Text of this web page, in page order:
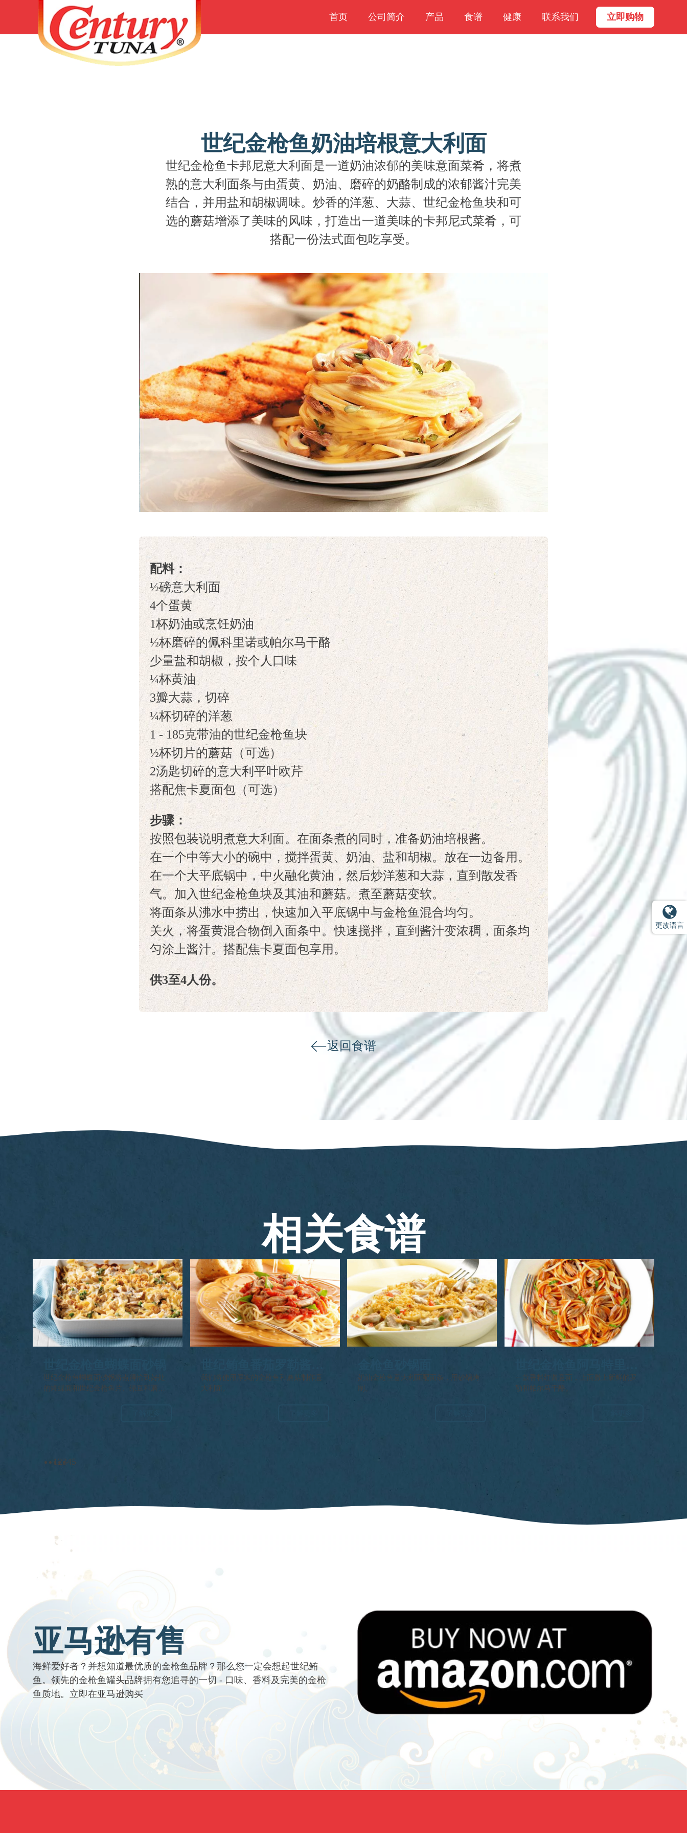
首页 公司简介 产品 食谱 健康 联系我们 立即购物
世纪金枪鱼奶油培根意大利面
世纪金枪鱼卡邦尼意大利面是一道奶油浓郁的美味意面菜肴，将煮
熟的意大利面条与由蛋黄、奶油、磨碎的奶酪制成的浓郁酱汁完美
结合，并用盐和胡椒调味。炒香的洋葱、大蒜、世纪金枪鱼块和可
选的蘑菇增添了美味的风味，打造出一道美味的卡邦尼式菜肴，可
搭配一份法式面包吃享受。
配料：
½磅意大利面
4个蛋黄
1杯奶油或烹饪奶油
½杯磨碎的佩科里诺或帕尔马干酪
少量盐和胡椒，按个人口味
¼杯黄油
3瓣大蒜，切碎
¼杯切碎的洋葱
1 - 185克带油的世纪金枪鱼块
½杯切片的蘑菇（可选）
2汤匙切碎的意大利平叶欧芹
搭配焦卡夏面包（可选）
步骤：
按照包装说明煮意大利面。在面条煮的同时，准备奶油培根酱。
在一个中等大小的碗中，搅拌蛋黄、奶油、盐和胡椒。放在一边备用。
在一个大平底锅中，中火融化黄油，然后炒洋葱和大蒜，直到散发香
气。加入世纪金枪鱼块及其油和蘑菇。煮至蘑菇变软。
将面条从沸水中捞出，快速加入平底锅中与金枪鱼混合均匀。
关火，将蛋黄混合物倒入面条中。快速搅拌，直到酱汁变浓稠，面条均
匀涂上酱汁。搭配焦卡夏面包享用。
供3至4人份。
返回食谱
相关食谱
世纪金枪鱼蝴蝶面砂锅将煮得恰到好处
的蝴蝶面和世纪金枪鱼片、绿豆和蘑菇
世纪鲔鱼番茄罗勒酱意
大利面
我们将使用厚实的金枪鱼和蘑菇制作意
大利面。
奶油金枪鱼意大利面配面条，用砂锅烤
制。
纳意面
一款香料红酱意面，上面撒上新鲜的罗
勒和帕尔马干酪。
1 2345
亚马逊有售
海鲜爱好者？并想知道最优质的金枪鱼品牌？那么您一定会想起世纪鲔
鱼。领先的金枪鱼罐头品牌拥有您追寻的一切 - 口味、香料及完美的金枪
鱼质地。立即在亚马逊购买
更改语言